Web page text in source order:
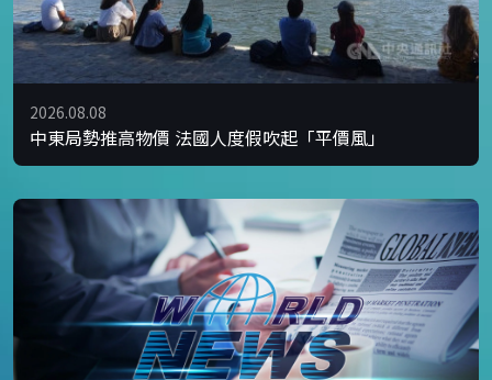
2026.08.08
中東局勢推高物價 法國人度假吹起「平價風」